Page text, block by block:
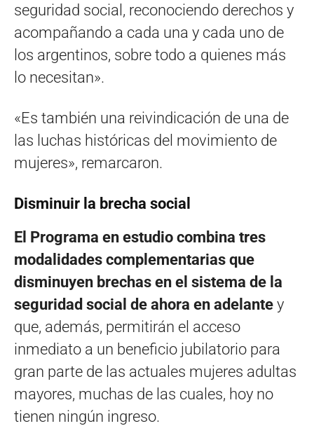
seguridad social, reconociendo derechos y
acompañando a cada una y cada uno de
los argentinos, sobre todo a quienes más
lo necesitan».
«Es también una reivindicación de una de
las luchas históricas del movimiento de
mujeres», remarcaron.
Disminuir la brecha social
El Programa en estudio combina tres
modalidades complementarias que
disminuyen brechas en el sistema de la
seguridad social de ahora en adelante y
que, además, permitirán el acceso
inmediato a un beneficio jubilatorio para
gran parte de las actuales mujeres adultas
mayores, muchas de las cuales, hoy no
tienen ningún ingreso.